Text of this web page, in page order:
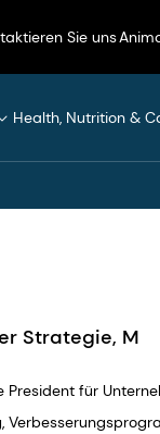
Sie uns
Health, Nutrition &
Strategie, M
President für